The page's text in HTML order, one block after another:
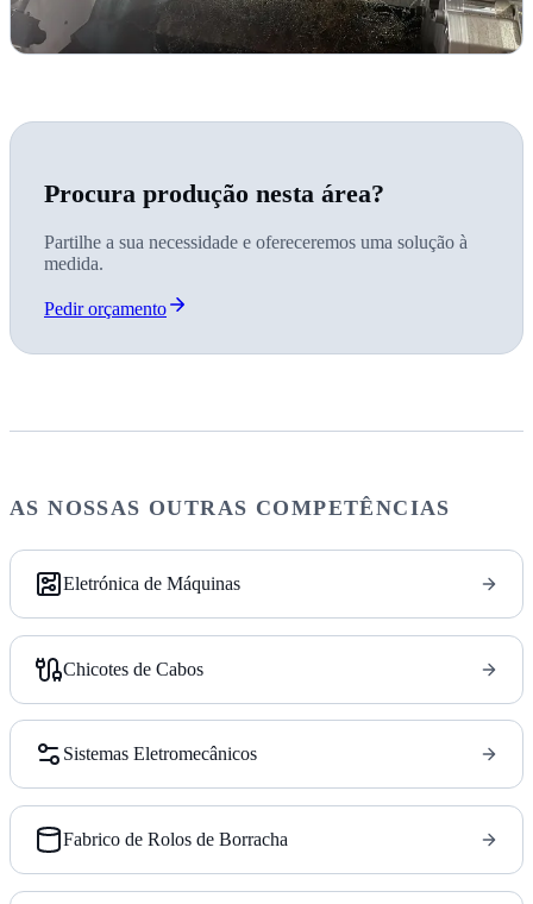
Procura produção nesta área?
Partilhe a sua necessidade e ofereceremos uma solução à
medida.
Pedir orçamento
AS NOSSAS OUTRAS COMPETÊNCIAS
Eletrónica de Máquinas
Chicotes de Cabos
Sistemas Eletromecânicos
Fabrico de Rolos de Borracha